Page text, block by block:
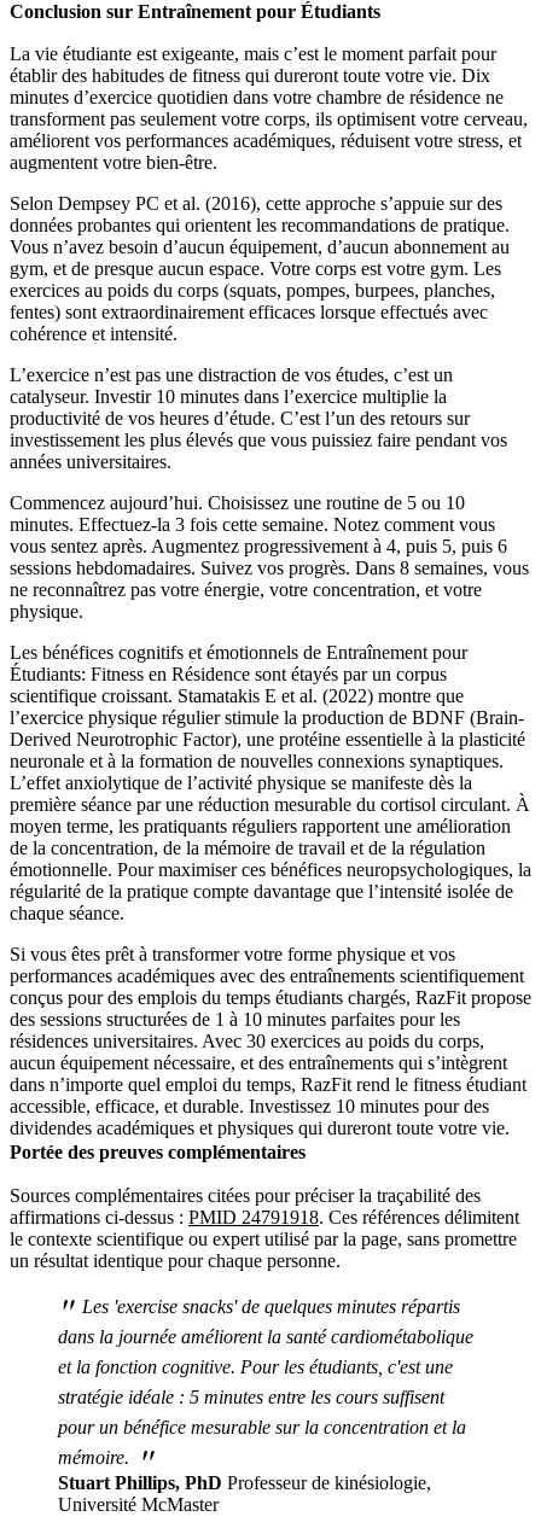
Conclusion sur Entraînement pour Étudiants
La vie étudiante est exigeante, mais c’est le moment parfait pour
établir des habitudes de fitness qui dureront toute votre vie. Dix
minutes d’exercice quotidien dans votre chambre de résidence ne
transforment pas seulement votre corps, ils optimisent votre cerveau,
améliorent vos performances académiques, réduisent votre stress, et
augmentent votre bien-être.
Selon Dempsey PC et al. (2016), cette approche s’appuie sur des
données probantes qui orientent les recommandations de pratique.
Vous n’avez besoin d’aucun équipement, d’aucun abonnement au
gym, et de presque aucun espace. Votre corps est votre gym. Les
exercices au poids du corps (squats, pompes, burpees, planches,
fentes) sont extraordinairement efficaces lorsque effectués avec
cohérence et intensité.
L’exercice n’est pas une distraction de vos études, c’est un
catalyseur. Investir 10 minutes dans l’exercice multiplie la
productivité de vos heures d’étude. C’est l’un des retours sur
investissement les plus élevés que vous puissiez faire pendant vos
années universitaires.
Commencez aujourd’hui. Choisissez une routine de 5 ou 10
minutes. Effectuez-la 3 fois cette semaine. Notez comment vous
vous sentez après. Augmentez progressivement à 4, puis 5, puis 6
sessions hebdomadaires. Suivez vos progrès. Dans 8 semaines, vous
ne reconnaîtrez pas votre énergie, votre concentration, et votre
physique.
Les bénéfices cognitifs et émotionnels de Entraînement pour
Étudiants: Fitness en Résidence sont étayés par un corpus
scientifique croissant. Stamatakis E et al. (2022) montre que
l’exercice physique régulier stimule la production de BDNF (Brain-
Derived Neurotrophic Factor), une protéine essentielle à la plasticité
neuronale et à la formation de nouvelles connexions synaptiques.
L’effet anxiolytique de l’activité physique se manifeste dès la
première séance par une réduction mesurable du cortisol circulant. À
moyen terme, les pratiquants réguliers rapportent une amélioration
de la concentration, de la mémoire de travail et de la régulation
émotionnelle. Pour maximiser ces bénéfices neuropsychologiques, la
régularité de la pratique compte davantage que l’intensité isolée de
chaque séance.
Si vous êtes prêt à transformer votre forme physique et vos
performances académiques avec des entraînements scientifiquement
conçus pour des emplois du temps étudiants chargés, RazFit propose
des sessions structurées de 1 à 10 minutes parfaites pour les
résidences universitaires. Avec 30 exercices au poids du corps,
aucun équipement nécessaire, et des entraînements qui s’intègrent
dans n’importe quel emploi du temps, RazFit rend le fitness étudiant
accessible, efficace, et durable. Investissez 10 minutes pour des
dividendes académiques et physiques qui dureront toute votre vie.
Portée des preuves complémentaires
Sources complémentaires citées pour préciser la traçabilité des
affirmations ci-dessus : PMID 24791918. Ces références délimitent
le contexte scientifique ou expert utilisé par la page, sans promettre
un résultat identique pour chaque personne.
" Les 'exercise snacks' de quelques minutes répartis
dans la journée améliorent la santé cardiométabolique
et la fonction cognitive. Pour les étudiants, c'est une
stratégie idéale : 5 minutes entre les cours suffisent
pour un bénéfice mesurable sur la concentration et la
mémoire.
"
Stuart Phillips, PhD Professeur de kinésiologie,
Université McMaster